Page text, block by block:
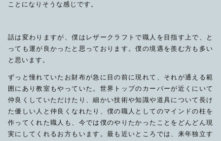
ことになりそうな感じです。
話は変わりますが、僕はレザークラフトで職人を目指す上で、と
っても運が良かったと思っております。僕の境遇を羨む方も多い
と思います。
ずっと憧れていたお財布が急に目の前に現れて、それが通える範
囲にあり教室もやっていた。世界トップのカーバーが近くにいて
仲良くしていただけたり、細かい技術や知識や道具について長け
た優しい人と仲良くなれたり、僕の職人としてのマインドの柱を
作ってくれた職人も、今では僕のやりたかったことをどんどん現
実にしてくれるお方もいます。最も近いところでは、来年独立す